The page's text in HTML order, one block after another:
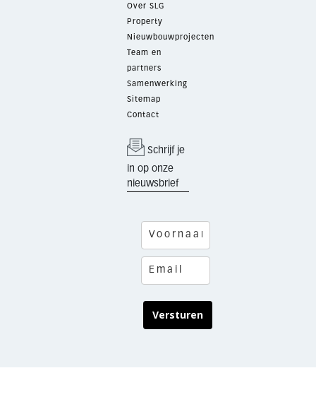
Over SLG
Property
Nieuwbouwprojecten
Team en
partners
Samenwerking
Sitemap
Contact
Schrijf je
in op onze
nieuwsbrief
Versturen